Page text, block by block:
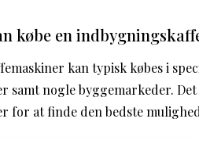
købe en
kan typisk købes i
samt nogle byggemarkeder.
for at finde den bedste